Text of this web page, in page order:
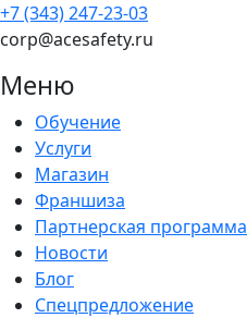
+7 (343) 247-23-03
corp@acesafety.ru
Меню
Обучение
Услуги
Магазин
Франшиза
Партнерская программа
Новости
Блог
Спецпредложение